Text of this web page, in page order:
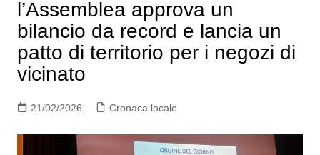
l’Assemblea approva un
bilancio da record e lancia un
patto di territorio per i negozi di
vicinato
21/02/2026 Cronaca locale